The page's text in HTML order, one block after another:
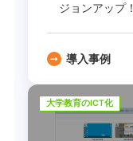
ジョンアップ！
導入事例
大学教育のICT化